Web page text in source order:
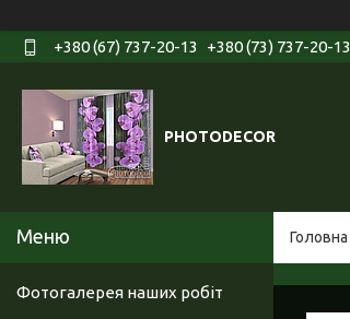
+380 (67) 737-20-13 +380 (73) 737-20-13
PHOTODECOR
Головна
Фотогалерея наших робіт